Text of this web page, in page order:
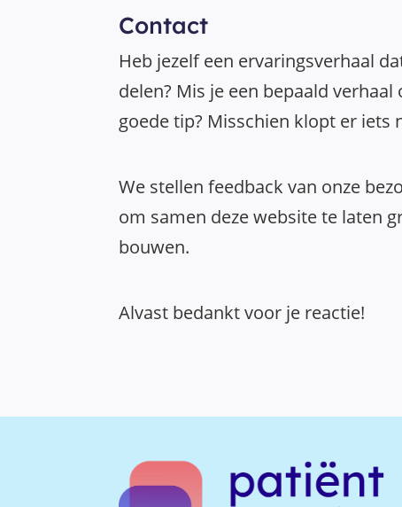
Contact
Heb jezelf een ervaringsverhaal
delen? Mis je een bepaald
goede tip? Misschien klopt er iets
We stellen feedback van onze
om samen deze website te laten
bouwen.
Alvast bedankt voor je reactie!